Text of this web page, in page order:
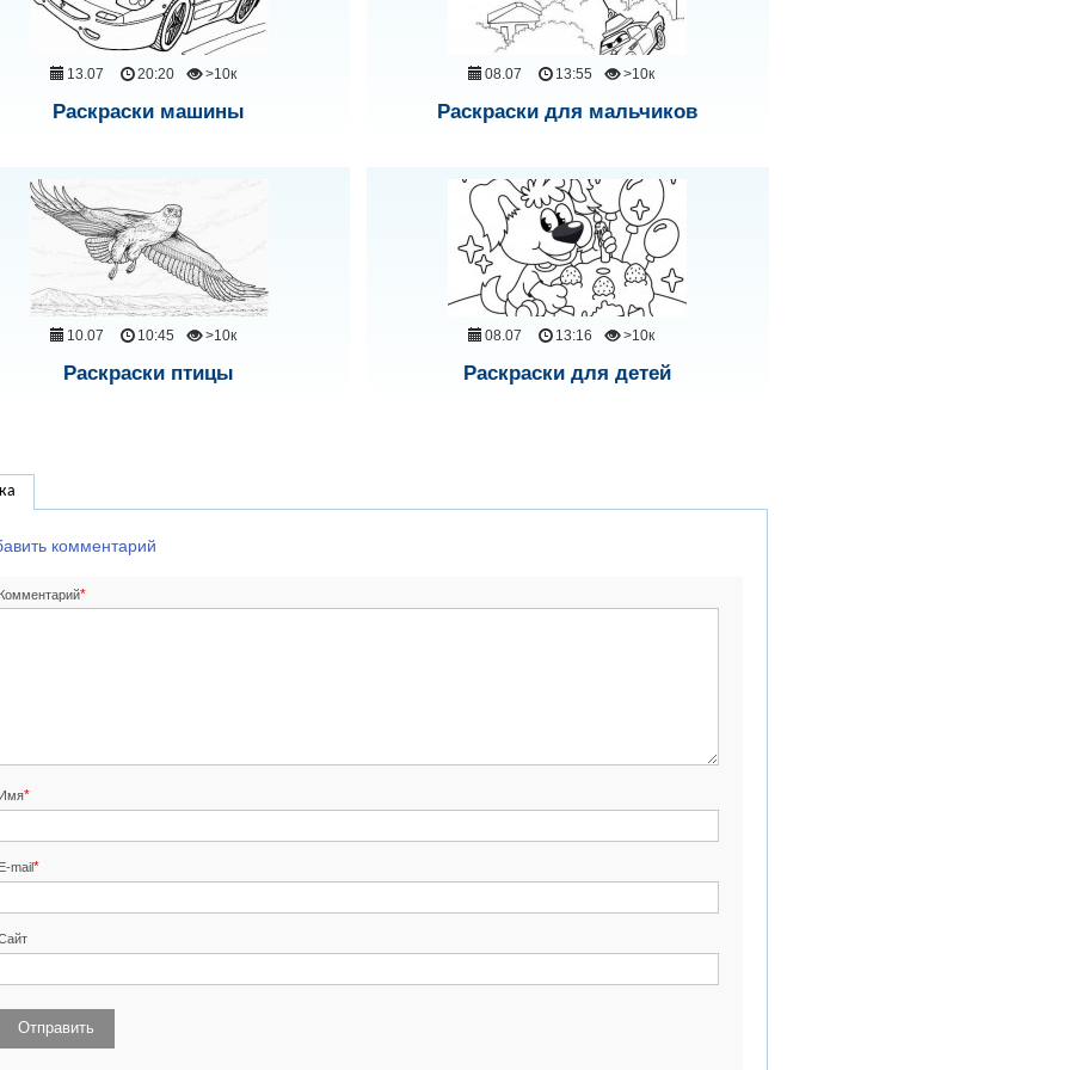
13.07 20:20 >10к
Раскраски машины
08.07 13:55 >10к
Раскраски для мальчиков
10.07 10:45 >10к
Раскраски птицы
08.07 13:16 >10к
Раскраски для детей
комментарий
*
*
mail*